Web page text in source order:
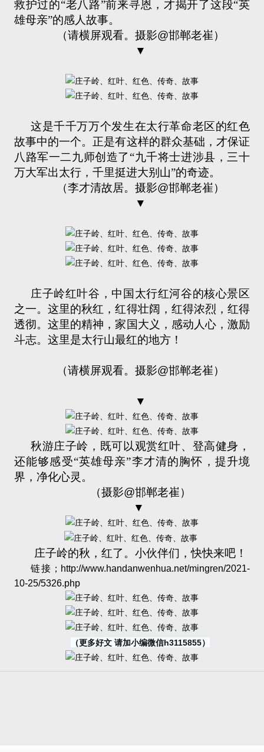
救护过的“老八路”前来寻恩，才揭开了这段“英
雄母亲”的感人故事。
（请横屏观看。摄影@邯郸老崔）
▼
这是千千万万个发生在太行革命老区的红色
故事中的一个。正是有这样的群众基础，才保证
八路军一二九师创造了“九千将士进涉县，三十
万大军出太行，千里挺进大别山”的奇迹。
（李才清故居。摄影@邯郸老崔）
▼
庄子岭红叶谷，中国太行红河谷的核心景区
之一。这里的秋红，红得壮阔，红得浓烈，红得
透彻。这里的精神，家国大义，感动人心，激励
斗志。这里是太行山最红的地方！
（请横屏观看。摄影@邯郸老崔）
▼
秋游庄子岭，既可以观赏红叶、登高健身，
还能够感受“英雄母亲”李才清的胸怀，提升境
界，净化心灵。
（摄影@邯郸老崔）
▼
庄子岭的秋，红了。小伙伴们，快快来吧！
链接； http://www.handanwenhua.net/mingren/2021-
10-25/5326.php
（更多好文 请加小编微信h3115855）